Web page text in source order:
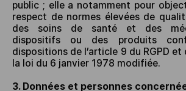
public ; elle a notamment pour
respect de normes élevées de
des soins de santé et des
dispositifs ou des produits
dispositions de l’article 9 du RGPD et
la loi du 6 janvier 1978 modifiée.
3. Données et personnes